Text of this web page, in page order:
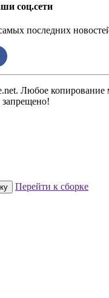
соц.сети
последних
Любое копирование
запрещено!
Перейти к сборке